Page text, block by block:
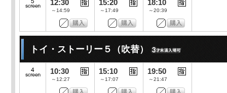
12:30
～14:59
15:20
～17:49
18:10
～20:39
トイ・ストーリー５（吹替）
10:30
～12:27
15:10
～17:07
19:50
～21:47